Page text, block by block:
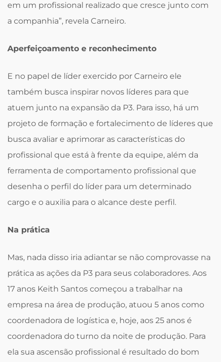
em um profissional realizado que cresce junto com
a companhia”, revela Carneiro.
Aperfeiçoamento e reconhecimento
E no papel de líder exercido por Carneiro ele
também busca inspirar novos líderes para que
atuem junto na expansão da P3. Para isso, há um
projeto de formação e fortalecimento de líderes que
busca avaliar e aprimorar as características do
profissional que está à frente da equipe, além da
ferramenta de comportamento profissional que
desenha o perfil do líder para um determinado
cargo e o auxilia para o alcance deste perfil.
Na prática
Mas, nada disso iria adiantar se não comprovasse na
prática as ações da P3 para seus colaboradores. Aos
17 anos Keith Santos começou a trabalhar na
empresa na área de produção, atuou 5 anos como
coordenadora de logística e, hoje, aos 25 anos é
coordenadora do turno da noite de produção. Para
ela sua ascensão profissional é resultado do bom